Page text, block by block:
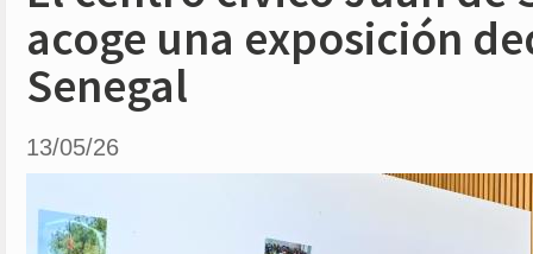
acoge una exposición
Senegal
13/05/26